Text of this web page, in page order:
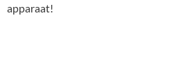
apparaat!